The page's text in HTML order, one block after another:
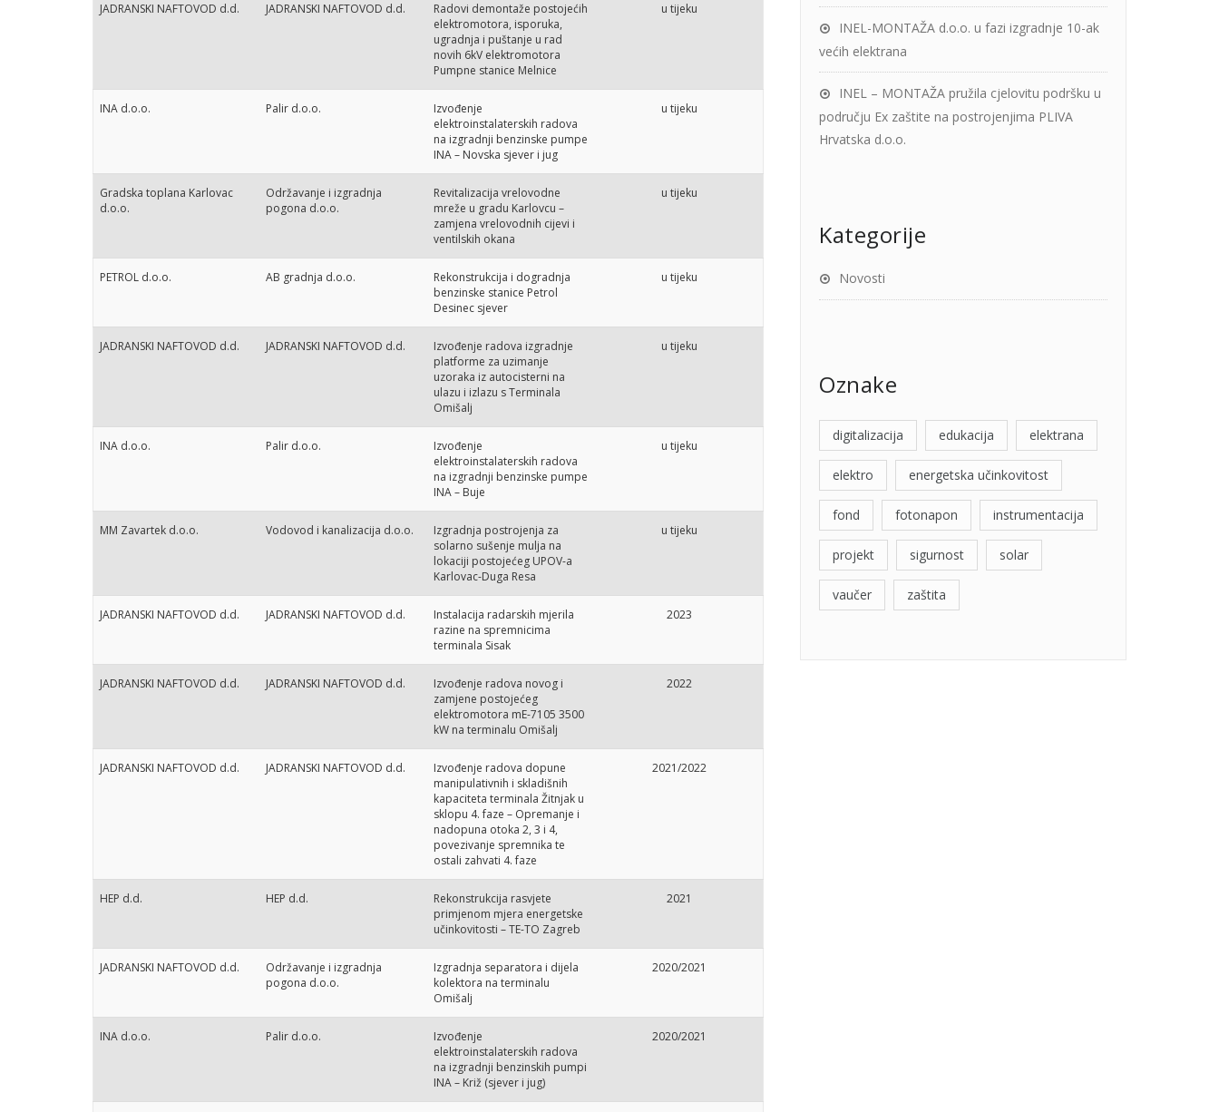
JADRANSKI NAFTOVOD d.d. JADRANSKI NAFTOVOD d.d.
Radovi demontaže postojećih
elektromotora, isporuka,
ugradnja i puštanje u rad
novih 6kV elektromotora
Pumpne stanice Melnice
u tijeku
INA d.o.o. Palir d.o.o.
Izvođenje
elektroinstalaterskih radova
na izgradnji benzinske pumpe
INA – Novska sjever i jug
u tijeku
Gradska toplana Karlovac
d.o.o.
Održavanje i izgradnja
pogona d.o.o.
Revitalizacija vrelovodne
mreže u gradu Karlovcu –
zamjena vrelovodnih cijevi i
ventilskih okana
u tijeku
PETROL d.o.o. AB gradnja d.o.o.
Rekonstrukcija i dogradnja
benzinske stanice Petrol
Desinec sjever
u tijeku
JADRANSKI NAFTOVOD d.d. JADRANSKI NAFTOVOD d.d.
Izvođenje radova izgradnje
platforme za uzimanje
uzoraka iz autocisterni na
ulazu i izlazu s Terminala
Omišalj
u tijeku
INA d.o.o. Palir d.o.o.
Izvođenje
elektroinstalaterskih radova
na izgradnji benzinske pumpe
INA – Buje
u tijeku
MM Zavartek d.o.o. Vodovod i kanalizacija d.o.o.
Izgradnja postrojenja za
solarno sušenje mulja na
lokaciji postojećeg UPOV-a
Karlovac-Duga Resa
u tijeku
JADRANSKI NAFTOVOD d.d. JADRANSKI NAFTOVOD d.d.
Instalacija radarskih mjerila
razine na spremnicima
terminala Sisak
2023
JADRANSKI NAFTOVOD d.d. JADRANSKI NAFTOVOD d.d.
Izvođenje radova novog i
zamjene postojećeg
elektromotora mE-7105 3500
kW na terminalu Omišalj
2022
JADRANSKI NAFTOVOD d.d. JADRANSKI NAFTOVOD d.d.
Izvođenje radova dopune
manipulativnih i skladišnih
kapaciteta terminala Žitnjak u
sklopu 4. faze – Opremanje i
nadopuna otoka 2, 3 i 4,
povezivanje spremnika te
ostali zahvati 4. faze
2021/2022
HEP d.d. HEP d.d.
Rekonstrukcija rasvjete
primjenom mjera energetske
učinkovitosti – TE-TO Zagreb
2021
JADRANSKI NAFTOVOD d.d.
Održavanje i izgradnja
pogona d.o.o.
Izgradnja separatora i dijela
kolektora na terminalu
Omišalj
2020/2021
INA d.o.o. Palir d.o.o.
Izvođenje
elektroinstalaterskih radova
na izgradnji benzinskih pumpi
INA – Križ (sjever i jug)
2020/2021
INEL-MONTAŽA d.o.o. u fazi izgradnje 10-ak
većih elektrana
INEL – MONTAŽA pružila cjelovitu podršku u
području Ex zaštite na postrojenjima PLIVA
Hrvatska d.o.o.
Kategorije
Novosti
Oznake
digitalizacija edukacija elektrana
elektro energetska učinkovitost
fond fotonapon instrumentacija
projekt sigurnost solar
vaučer zaštita